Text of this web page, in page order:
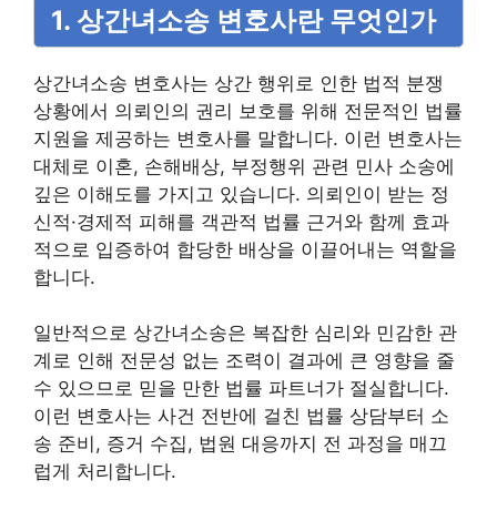
1. 상간녀소송 변호사란 무엇인가
상간녀소송 변호사는 상간 행위로 인한 법적 분쟁
상황에서 의뢰인의 권리 보호를 위해 전문적인 법률
지원을 제공하는 변호사를 말합니다. 이런 변호사는
대체로 이혼, 손해배상, 부정행위 관련 민사 소송에
깊은 이해도를 가지고 있습니다. 의뢰인이 받는 정
신적·경제적 피해를 객관적 법률 근거와 함께 효과
적으로 입증하여 합당한 배상을 이끌어내는 역할을
합니다.
일반적으로 상간녀소송은 복잡한 심리와 민감한 관
계로 인해 전문성 없는 조력이 결과에 큰 영향을 줄
수 있으므로 믿을 만한 법률 파트너가 절실합니다.
이런 변호사는 사건 전반에 걸친 법률 상담부터 소
송 준비, 증거 수집, 법원 대응까지 전 과정을 매끄
럽게 처리합니다.